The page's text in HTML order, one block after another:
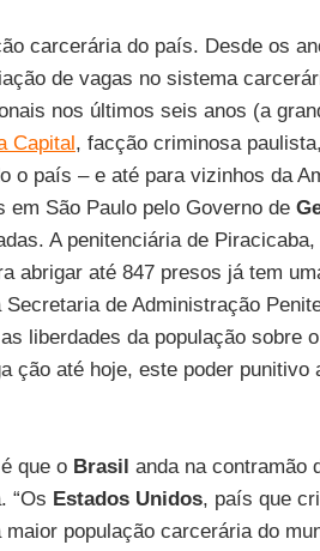
carcerária do país. Desde os
de vagas no sistema
nos últimos seis anos (a
Capital, facção criminosa
o país – e até para vizinhos da
São Paulo pelo Governo de
A penitenciária de
abrigar até 847 presos já tem
de Administração
liberdades da população sobre
ção até hoje, este poder punitivo
que o Brasil anda na contramão
“Os Estados Unidos, país que
população carcerária do